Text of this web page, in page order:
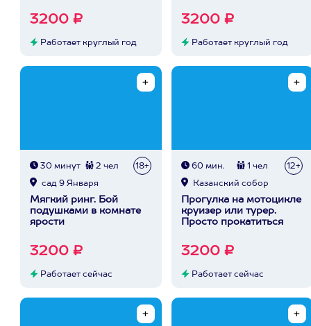
3200 ₽
Работает круглый год
3200 ₽
Работает круглый год
30 минут 2 чел 18+
сад 9 Января
Мягкий ринг. Бой
подушками в комнате
ярости
3200 ₽
Работает сейчас
60 мин. 1 чел 12+
Казанский собор
Прогулка на мотоцикле
круизер или турер.
Просто прокатиться
3200 ₽
Работает сейчас